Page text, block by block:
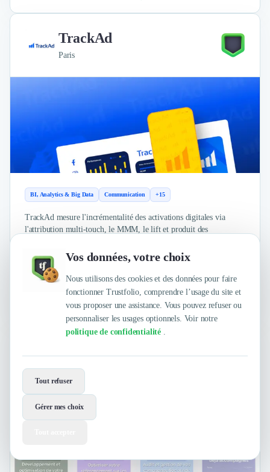
Vos données, votre choix
Nous utilisons des cookies et des données pour faire
fonctionner Trustfolio, comprendre l’usage du site et
vous proposer une assistance. Vous pouvez refuser ou
personnaliser les usages optionnels. Voir notre
politique de confidentialité .
Tout refuser
Gérer mes choix
TrackAd
Paris
BI, Analytics & Big Data Communication +15
TrackAd mesure l'incrémentalité des activations digitales via
l'attribution multi-touch, le MMM, le lift et produit des
prescriptive. Résultat : +21% de CA incrémental en moyenne.
46 avis clients Authentifiés par Trustfolio